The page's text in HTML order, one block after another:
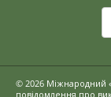
© 2026 Міжнародний
повідомлення про